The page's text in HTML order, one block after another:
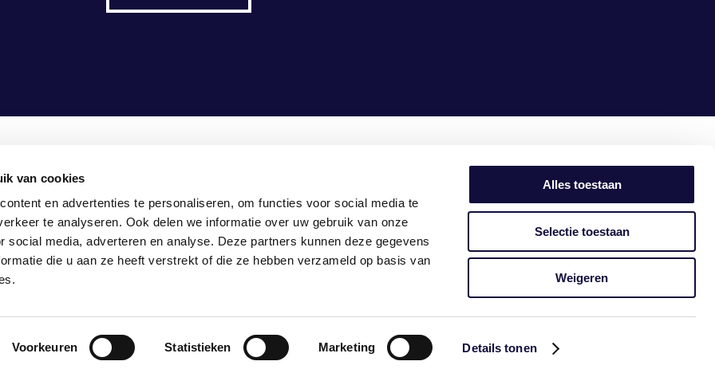
van cookies
en advertenties te personaliseren, om functies voor social media te
te analyseren. Ook delen we informatie over uw gebruik van onze
social media, adverteren en analyse. Deze partners kunnen deze gegevens
die u aan ze heeft verstrekt of die ze hebben verzameld op basis van
Voorkeuren Statistieken Marketing Details tonen
Alles toestaan
Selectie toestaan
Weigeren
maken we hetsimpel
consult.com
TRANSPARANTIE